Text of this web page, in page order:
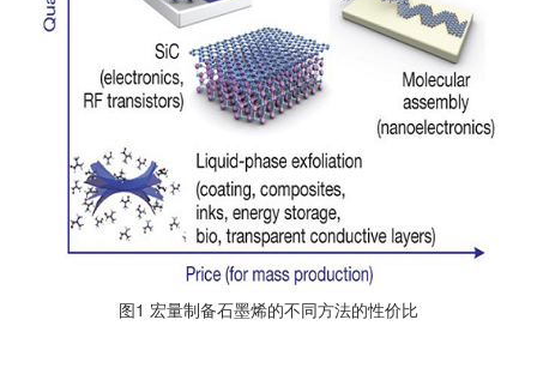
图1 宏量制备石墨烯的不同方法的性价比